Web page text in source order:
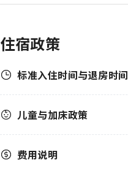
住宿政策
标准入住时间与退房时间
儿童与加床政策
费用说明